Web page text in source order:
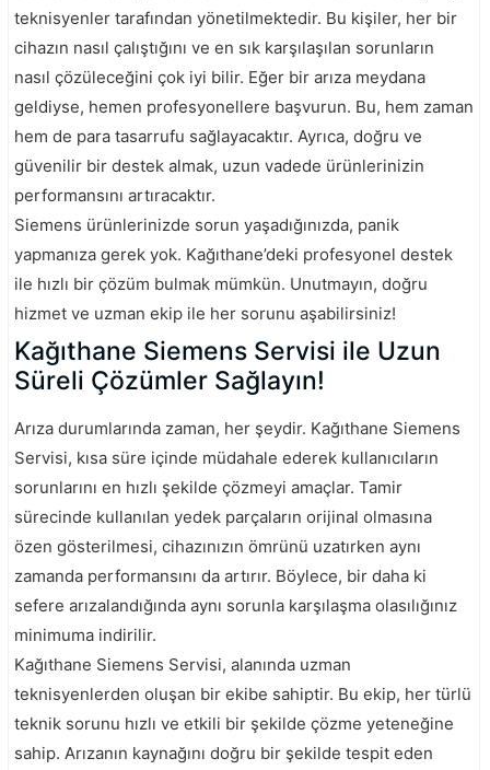
teknisyenler tarafından yönetilmektedir. Bu kişiler, her bir
cihazın nasıl çalıştığını ve en sık karşılaşılan sorunların
nasıl çözüleceğini çok iyi bilir. Eğer bir arıza meydana
geldiyse, hemen profesyonellere başvurun. Bu, hem zaman
hem de para tasarrufu sağlayacaktır. Ayrıca, doğru ve
güvenilir bir destek almak, uzun vadede ürünlerinizin
performansını artıracaktır.
Siemens ürünlerinizde sorun yaşadığınızda, panik
yapmanıza gerek yok. Kağıthane’deki profesyonel destek
ile hızlı bir çözüm bulmak mümkün. Unutmayın, doğru
hizmet ve uzman ekip ile her sorunu aşabilirsiniz!
Kağıthane Siemens Servisi ile Uzun
Süreli Çözümler Sağlayın!
Arıza durumlarında zaman, her şeydir. Kağıthane Siemens
Servisi, kısa süre içinde müdahale ederek kullanıcıların
sorunlarını en hızlı şekilde çözmeyi amaçlar. Tamir
sürecinde kullanılan yedek parçaların orijinal olmasına
özen gösterilmesi, cihazınızın ömrünü uzatırken aynı
zamanda performansını da artırır. Böylece, bir daha ki
sefere arızalandığında aynı sorunla karşılaşma olasılığınız
minimuma indirilir.
Kağıthane Siemens Servisi, alanında uzman
teknisyenlerden oluşan bir ekibe sahiptir. Bu ekip, her türlü
teknik sorunu hızlı ve etkili bir şekilde çözme yeteneğine
sahip. Arızanın kaynağını doğru bir şekilde tespit eden